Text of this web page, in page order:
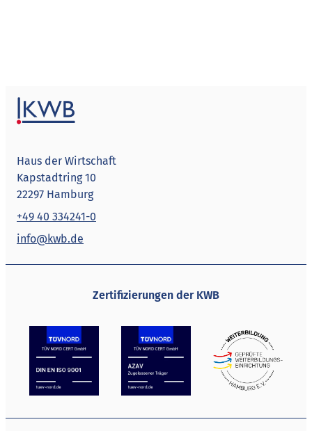
Haus der Wirtschaft
Kapstadtring 10
22297 Hamburg
+49 40 334241-0
info@kwb.de
Zertifizierungen der KWB